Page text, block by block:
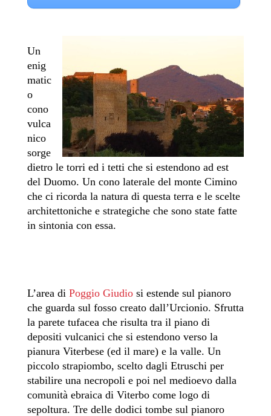
Un
enig
matic
o
cono
vulca
nico
sorge
dietro le torri ed i tetti che si estendono ad est
del Duomo. Un cono laterale del monte Cimino
che ci ricorda la natura di questa terra e le scelte
architettoniche e strategiche che sono state fatte
in sintonia con essa.
L’area di Poggio Giudiosi estende sul pianoro
che guarda sul fosso creato dall’Urcionio. Sfrutta
la parete tufacea che risulta tra il piano di
depositi vulcanici che si estendono verso la
pianura Viterbese (ed il mare) e la valle. Un
piccolo strapiombo, scelto dagli Etruschi per
stabilire una necropoli e poi nel medioevo dalla
comunità ebraica di Viterbo come logo di
sepoltura. Tre delle dodici tombe sul pianoro